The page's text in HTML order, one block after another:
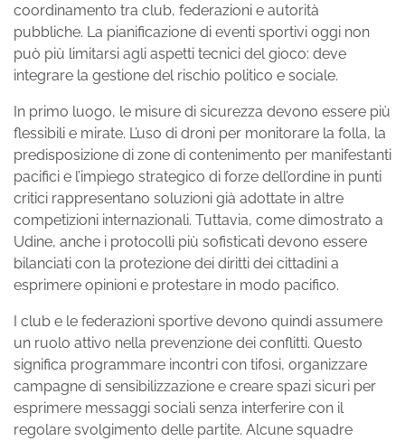
coordinamento tra club, federazioni e autorità
pubbliche. La pianificazione di eventi sportivi oggi non
può più limitarsi agli aspetti tecnici del gioco: deve
integrare la gestione del rischio politico e sociale.
In primo luogo, le misure di sicurezza devono essere più
flessibili e mirate. L’uso di droni per monitorare la folla, la
predisposizione di zone di contenimento per manifestanti
pacifici e l’impiego strategico di forze dell’ordine in punti
critici rappresentano soluzioni già adottate in altre
competizioni internazionali. Tuttavia, come dimostrato a
Udine, anche i protocolli più sofisticati devono essere
bilanciati con la protezione dei diritti dei cittadini a
esprimere opinioni e protestare in modo pacifico.
I club e le federazioni sportive devono quindi assumere
un ruolo attivo nella prevenzione dei conflitti. Questo
significa programmare incontri con tifosi, organizzare
campagne di sensibilizzazione e creare spazi sicuri per
esprimere messaggi sociali senza interferire con il
regolare svolgimento delle partite. Alcune squadre